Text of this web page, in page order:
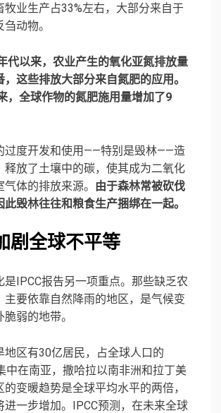
牧业生产占33%左右，大部分来自于
动物。
代以来，农业产生的氧化亚氮排放量
，这些排放大部分来自氮肥的应用。
，全球作物的氮肥施用量增加了9
过度开发和使用——特别是毁林——造
释放了土壤中的碳，使其成为二氧化
体的排放来源。 由于森林常被砍伐
毁林往往和粮食生产捆绑在一起。
剧全球不平等
是IPCC报告另一项重点。那些缺乏农
主要依靠自然降雨的地区，是气候变
弱的地带。
地区有30亿居民，占全球人口的
中在南亚，撒哈拉以南非洲和拉丁美
的变暖趋势是全球平均水平的两倍，
进一步增加。IPCC预测，在未来全球